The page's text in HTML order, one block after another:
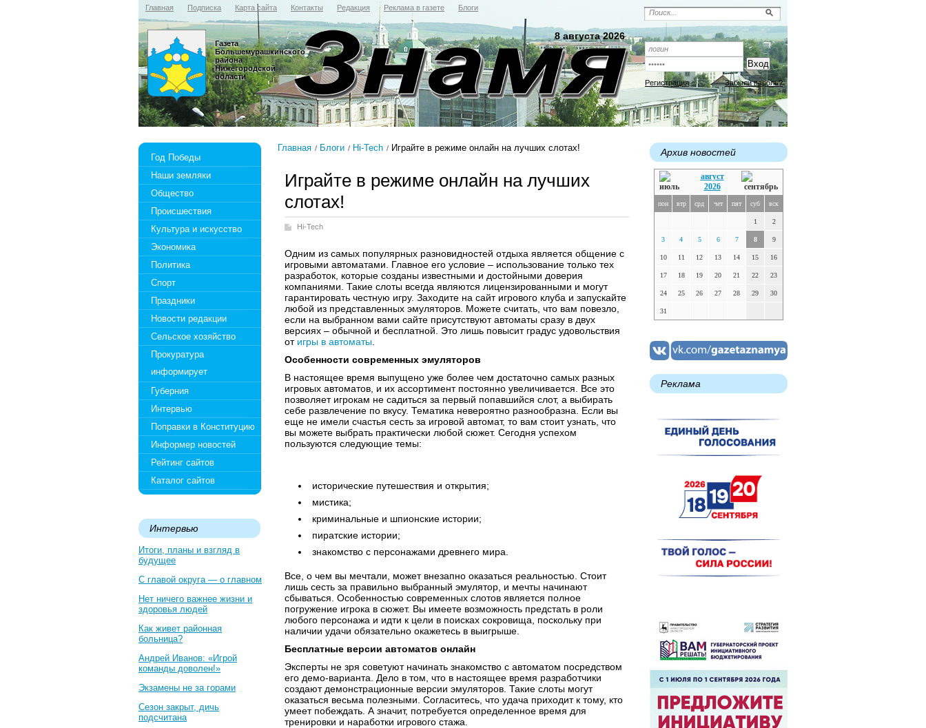
Главная Подписка Карта сайта Контакты Редакция Реклама в газете Блоги
Регистрация Забыли пароль?
8 августа 2026
Газета
Большемурашкинского
района
Нижегородской
области
Год Победы
Наши земляки
Общество
Происшествия
Культура и искусство
Экономика
Политика
Спорт
Праздники
Новости редакции
Сельское хозяйство
Прокуратура
информирует
Губерния
Интервью
Поправки в Конституцию
Информер новостей
Рейтинг сайтов
Каталог сайтов
Интервью
Итоги, планы и взгляд в
будущее
С главой округа — о главном
Нет ничего важнее жизни и
здоровья людей
Как живет районная
больница?
Андрей Иванов: «Игрой
команды доволен!»
Экзамены не за горами
Сезон закрыт, дичь
подсчитана
Главная Блоги Hi-Tech Играйте в режиме онлайн на лучших слотах!
Играйте в режиме онлайн на лучших
слотах!
Hi-Tech
Одним из самых популярных разновидностей отдыха является общение с
игровыми автоматами. Главное его условие – использование только тех
разработок, которые созданы известными и достойными доверия
компаниями. Такие слоты всегда являются лицензированными и могут
гарантировать честную игру. Заходите на сайт игрового клуба и запускайте
любой из представленных эмуляторов. Можете считать, что вам повезло,
если на выбранном вами сайте присутствуют автоматы сразу в двух
версиях – обычной и бесплатной. Это лишь повысит градус удовольствия
от игры в автоматы
Особенности современных эмуляторов
В настоящее время выпущено уже более чем достаточно самых разных
игровых автоматов, и их ассортимент постоянно увеличивается. Все это
позволяет игрокам не садиться за первый попавшийся слот, а выбирать
себе развлечение по вкусу. Тематика невероятно разнообразна. Если вы
еще не имели счастья сесть за игровой автомат, то вам стоит узнать, что
вы можете выбрать практически любой сюжет. Сегодня успехом
пользуются следующие темы:
исторические путешествия и открытия;
мистика;
криминальные и шпионские истории;
пиратские истории;
знакомство с персонажами древнего мира.
Все, о чем вы мечтали, может внезапно оказаться реальностью. Стоит
лишь сесть за правильно выбранный эмулятор, и мечты начинают
сбываться. Особенностью современных слотов является полное
погружение игрока в сюжет. Вы имеете возможность предстать в роли
любого персонажа и идти к цели в поисках сокровища, поскольку при
наличии удачи обязательно окажетесь в выигрыше.
Бесплатные версии автоматов онлайн
Эксперты не зря советуют начинать знакомство с автоматом посредством
его демо-варианта. Дело в том, что в настоящее время разработчики
создают демонстрационные версии эмуляторов. Такие слоты могут
оказаться весьма полезными. Согласитесь, что удача приходит к тому, кто
умеет побеждать. А значит, потребуется определенное время для
тренировки и наработки игрового стажа.
Архив новостей
август
2026
пон втр срд чет пят суб вск
1 2
3 4 5 6 7 8 9
10 11 12 13 14 15 16
17 18 19 20 21 22 23
24 25 26 27 28 29 30
31
Реклама